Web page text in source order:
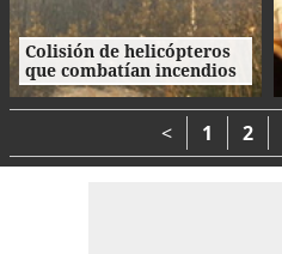
Colisión de helicópteros
que combatían incendios
en Grecia deja dos
muertos
< 1 2